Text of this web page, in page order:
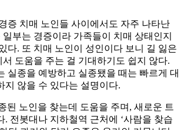
증 치매 노인들 사이에서도 자주 나타난
부는 경증이라 가족들이 치매 상태인지
다. 또 치매 노인이 성인이다 보니 길 잃은
도움을 주는 걸 기대하기도 쉽지 않다.
실종을 예방하고 실종됐을 때는 빠르게 대
지 않을 수 있다는 설명이다.
된 노인을 찾는데 도움을 주며, 새로운 트
. 전봇대나 지하철역 근처에 ‘사람을 찾습